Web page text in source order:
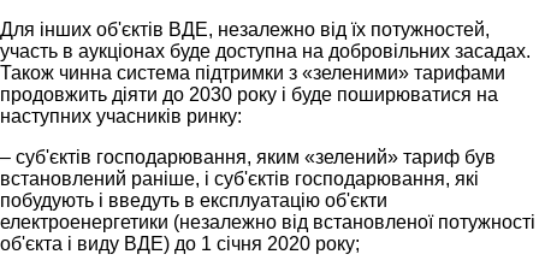
Для інших об'єктів ВДЕ, незалежно від їх потужностей,
участь в аукціонах буде доступна на добровільних засадах.
Також чинна система підтримки з «зеленими» тарифами
продовжить діяти до 2030 року і буде поширюватися на
наступних учасників ринку:
– суб'єктів господарювання, яким «зелений» тариф був
встановлений раніше, і суб'єктів господарювання, які
побудують і введуть в експлуатацію об'єкти
електроенергетики (незалежно від встановленої потужності
об'єкта і виду ВДЕ) до 1 січня 2020 року;